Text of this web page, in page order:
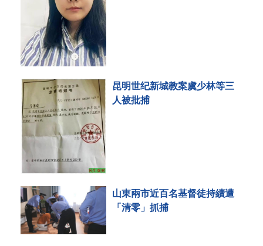
昆明世纪新城教案虞少林等三
人被批捕
山東兩市近百名基督徒持續遭
「清零」抓捕